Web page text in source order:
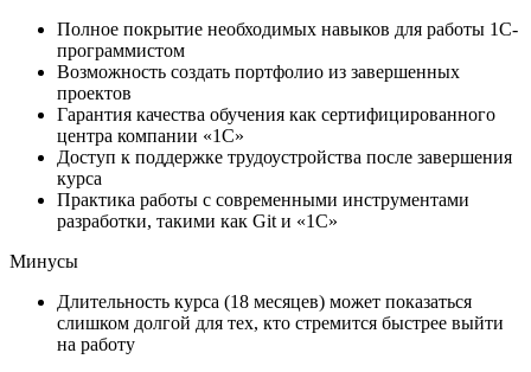
Полное покрытие необходимых навыков для работы 1С-
программистом
Возможность создать портфолио из завершенных
проектов
Гарантия качества обучения как сертифицированного
центра компании «1С»
Доступ к поддержке трудоустройства после завершения
курса
Практика работы с современными инструментами
разработки, такими как Git и «1С»
Минусы
Длительность курса (18 месяцев) может показаться
слишком долгой для тех, кто стремится быстрее выйти
на работу